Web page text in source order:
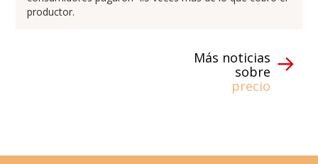
productor.
Más noticias
sobre
precio